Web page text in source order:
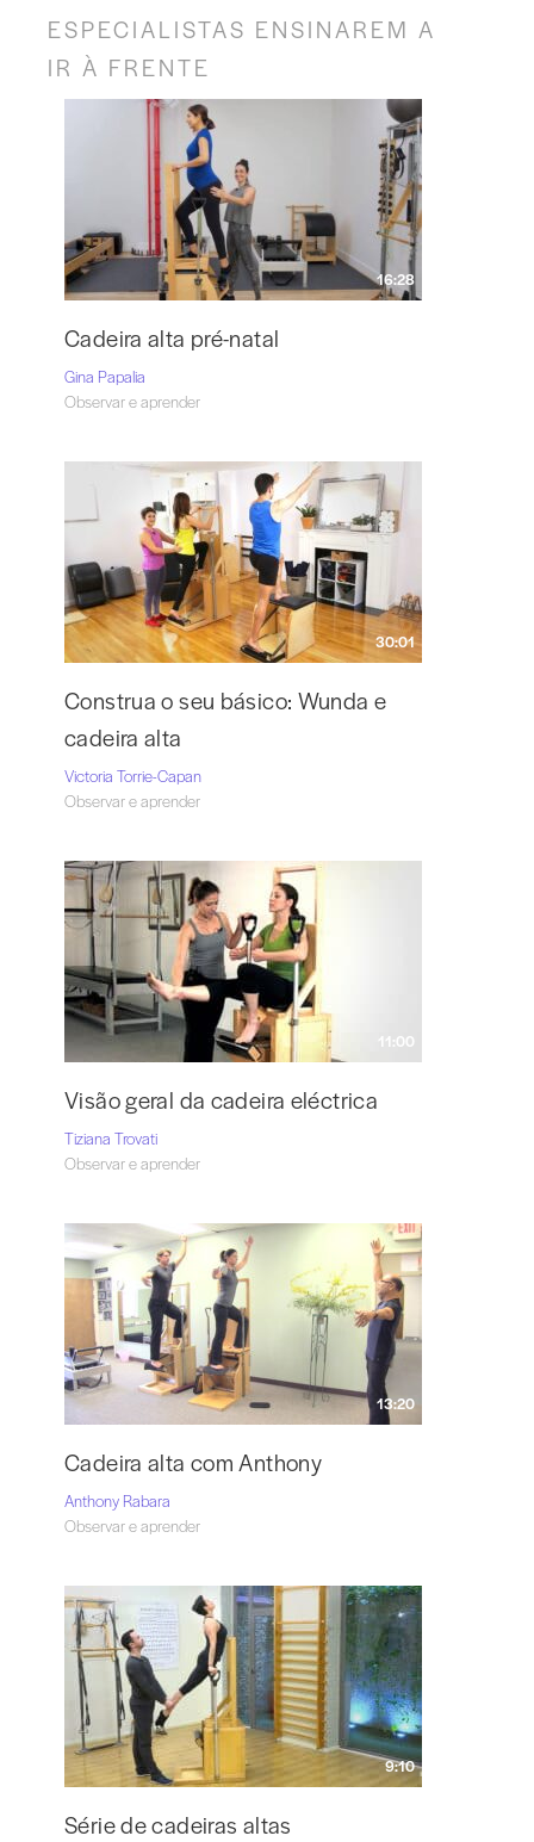
ESPECIALISTAS ENSINAREM A
IR À FRENTE
16:28
Cadeira alta pré-natal
Gina Papalia
Observar e aprender
30:01
Construa o seu básico: Wunda e
cadeira alta
Victoria Torrie-Capan
Observar e aprender
11:00
Visão geral da cadeira eléctrica
Tiziana Trovati
Observar e aprender
13:20
Cadeira alta com Anthony
Anthony Rabara
Observar e aprender
9:10
Série de cadeiras altas